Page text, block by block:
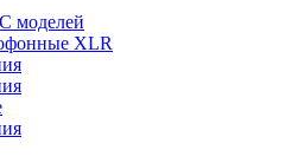
моделей
XLR